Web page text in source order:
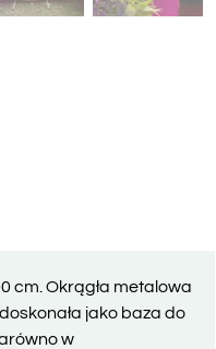
cm. Okrągła metalowa
jako baza do
w